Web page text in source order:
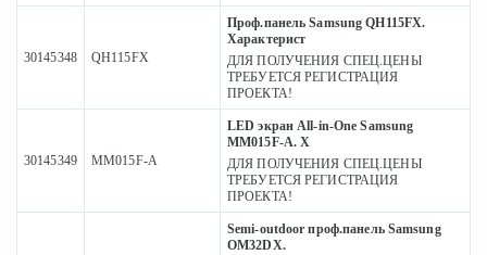
30145348 QH115FX
Проф.панель Samsung QH115FX.
Характерист
ДЛЯ ПОЛУЧЕНИЯ СПЕЦ.ЦЕНЫ
ТРЕБУЕТСЯ РЕГИСТРАЦИЯ
ПРОЕКТА!
30145349 MM015F-A
LED экран All-in-One Samsung
MM015F-A. Х
ДЛЯ ПОЛУЧЕНИЯ СПЕЦ.ЦЕНЫ
ТРЕБУЕТСЯ РЕГИСТРАЦИЯ
ПРОЕКТА!
Semi-outdoor проф.панель Samsung
OM32DX.